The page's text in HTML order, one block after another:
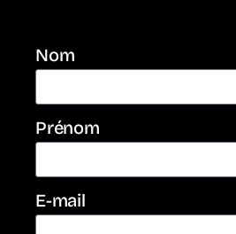
Nom
Prénom
E-mail